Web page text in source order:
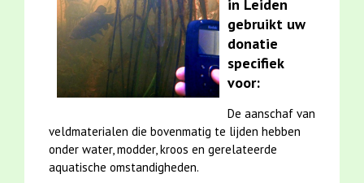
in Leiden
gebruikt uw
donatie
specifiek
voor:
De aanschaf van
veldmaterialen die bovenmatig te lijden hebben
onder water, modder, kroos en gerelateerde
aquatische omstandigheden.